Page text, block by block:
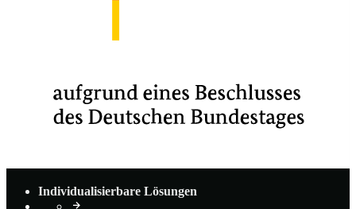
Individualisierbare Lösungen